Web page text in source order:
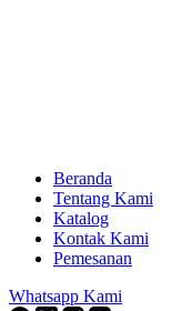
Beranda
Tentang Kami
Katalog
Kontak Kami
Pemesanan
Whatsapp Kami